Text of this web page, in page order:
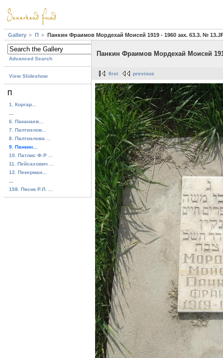
Gallery П Панкин Фраимов Мордехай Моисей 1919 - 1960 зах. 63.3. №
Advanced Search
View Slideshow
П
1. Коргар...
6. Паканаев...
7. Палтиэлов...
8. Палтиэлова ...
9. Панкин...
10. Патлис Ф.Р ...
11. Пейсахович ...
12. Пекерман...
158. Пясик Р.Л. ...
Панкин Фраимов Мордехай Моисей
first previous